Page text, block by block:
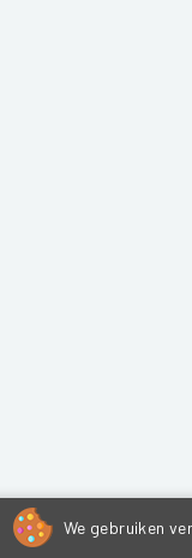
We gebruiken